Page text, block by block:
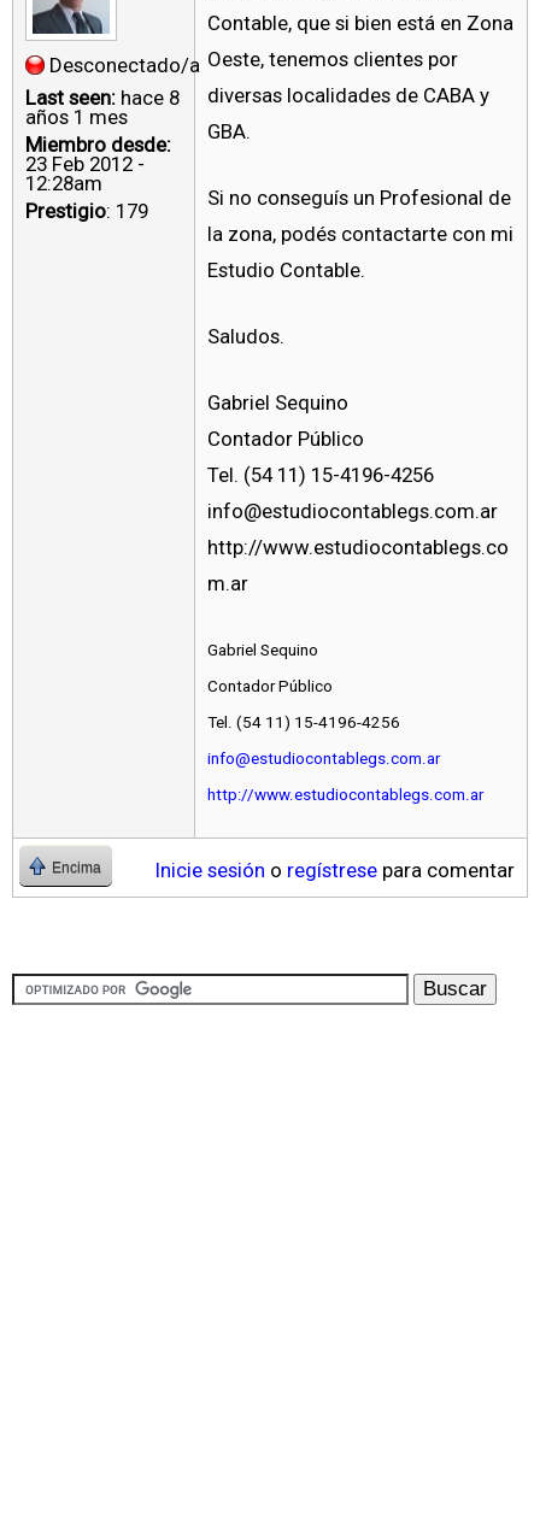
Desconectado/a
Last seen: hace 8
años 1 mes
Miembro desde:
23 Feb 2012 -
12:28am
Prestigio: 179
Contable, que si bien está en Zona
Oeste, tenemos clientes por
diversas localidades de CABA y
GBA.
Si no conseguís un Profesional de
la zona, podés contactarte con mi
Estudio Contable.
Saludos.
Gabriel Sequino
Contador Público
Tel. (54 11) 15-4196-4256
info@estudiocontablegs.com.ar
http://www.estudiocontablegs.co
m.ar
Gabriel Sequino
Contador Público
Tel. (54 11) 15-4196-4256
info@estudiocontablegs.com.ar
http://www.estudiocontablegs.com.ar
Encima Inicie sesión o regístrese para comentar